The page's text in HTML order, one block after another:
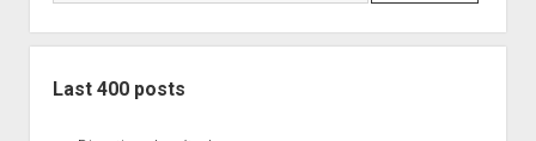
Last 400 posts